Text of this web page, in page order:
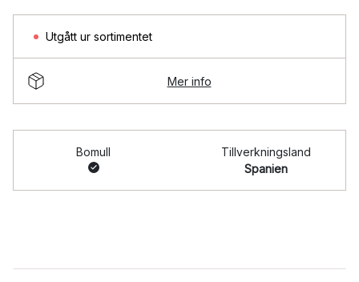
Utgått ur sortimentet
Mer info
Bomull
Tillverkningsland
Spanien